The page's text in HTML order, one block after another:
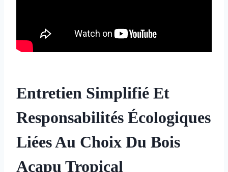
Entretien Simplifié Et
Responsabilités Écologiques
Liées Au Choix Du Bois
Acapu Tropical